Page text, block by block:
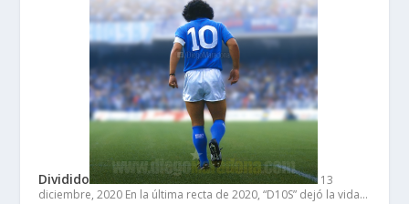
Dividido
13
diciembre, 2020 En la última recta de 2020, “D10S” dejó la vida…